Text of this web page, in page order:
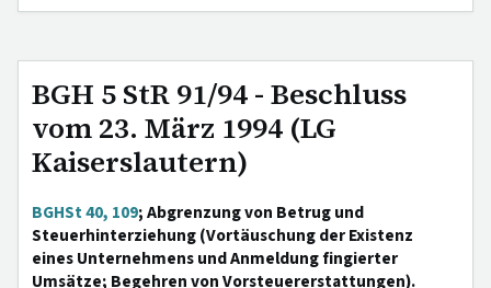
BGH 5 StR 91/94 - Beschluss
vom 23. März 1994 (LG
Kaiserslautern)
BGHSt 40, 109; Abgrenzung von Betrug und
Steuerhinterziehung (Vortäuschung der Existenz
eines Unternehmens und Anmeldung fingierter
Umsätze; Begehren von Vorsteuererstattungen).